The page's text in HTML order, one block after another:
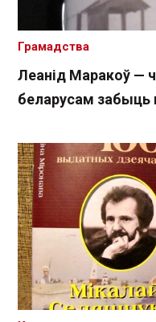
Леанід Маракоў —
беларусам забыць
Грамадства